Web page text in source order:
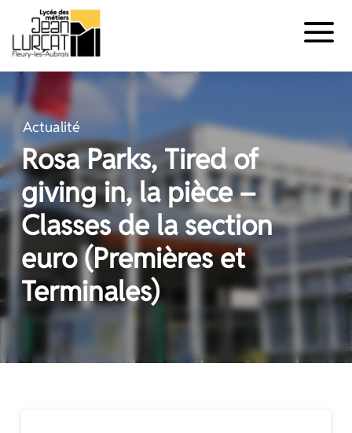
au
contenu
Actualité
Rosa Parks, Tired of
giving in, la pièce –
Classes de la section
euro (Premières et
Terminales)
Panneau de gestion des cookies